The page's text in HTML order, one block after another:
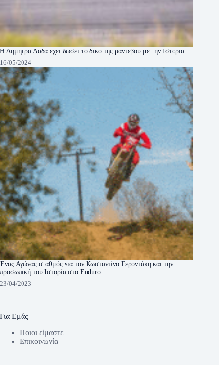
Η Δήμητρα Λαδά έχει δώσει το δικό της ραντεβού με την Ιστορία.
16/05/2024
Ένας Αγώνας σταθμός για τον Κωσταντίνο Γεροντάκη και την
προσωπική του Ιστορία στο Enduro.
23/04/2023
Για Εμάς
Ποιοι είμαστε
Eπικοινωνία